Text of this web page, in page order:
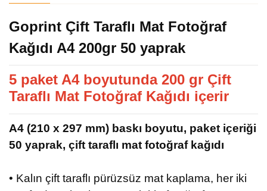
Goprint Çift Taraflı Mat Fotoğraf
Kağıdı A4 200gr 50 yaprak
5 paket A4 boyutunda 200 gr Çift
Taraflı Mat Fotoğraf Kağıdı içerir
A4 (210 x 297 mm) baskı boyutu, paket içeriği
50 yaprak, çift taraflı mat fotoğraf kağıdı
• Kalın çift taraflı pürüzsüz mat kaplama, her iki